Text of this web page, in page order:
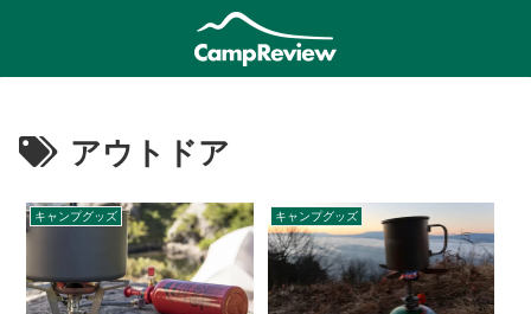
アウトドア
キャンプグッズ キャンプグッズ